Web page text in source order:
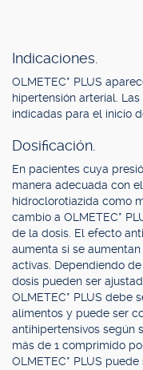
Indicaciones.
OLMETEC* PLUS
hipertensión arterial.
indicadas para el inicio
Dosificación.
En pacientes cuya
manera adecuada con
hidroclorotiazida como
cambio a OLMETEC*
de la dosis. El efecto
aumenta si se
activas. Dependiendo
dosis pueden ser
OLMETEC* PLUS debe
alimentos y puede ser
antihipertensivos según
más de 1 comprimido
OLMETEC* PLUS